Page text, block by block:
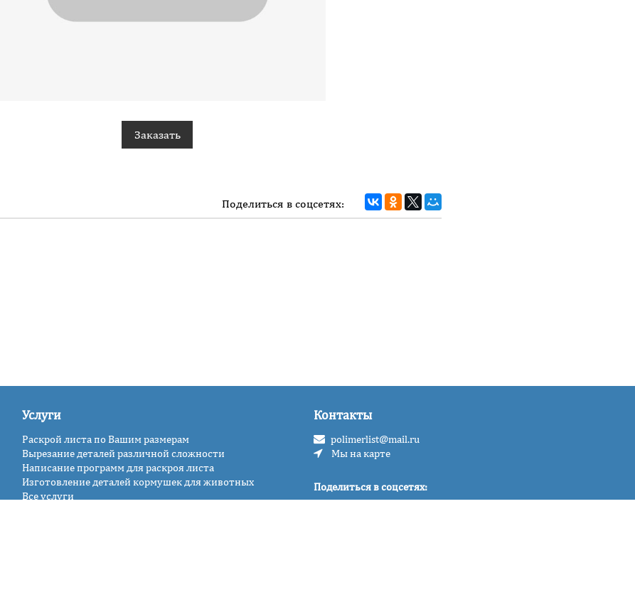
Заказать
Поделиться в соцсетях:
Услуги
Раскрой листа по Вашим размерам
Вырезание деталей различной сложности
Написание программ для раскроя листа
Изготовление деталей кормушек для животных
Все услуги
Контакты
polimerlist@mail.ru
Мы на карте
Поделиться в соцсетях: